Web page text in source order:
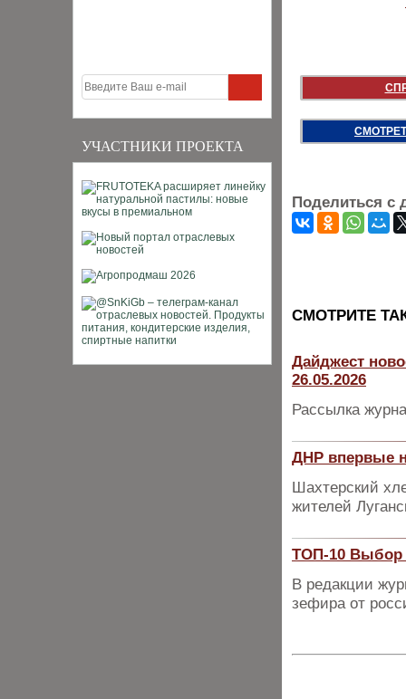
УЧАСТНИКИ ПРОЕКТА
Поделиться с
CМОТРИТЕ
Дайджест
26.05.2026
Рассылка
ДНР впервые
Шахтерский
жителей
ТОП-10 Выбор
В редакции
зефира от